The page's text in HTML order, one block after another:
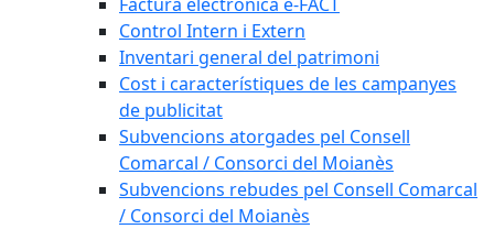
Control Intern i Extern
Inventari general del patrimoni
Cost i característiques de les campanyes
de publicitat
Subvencions atorgades pel Consell
Comarcal / Consorci del Moianès
Subvencions rebudes pel Consell Comarcal
/ Consorci del Moianès